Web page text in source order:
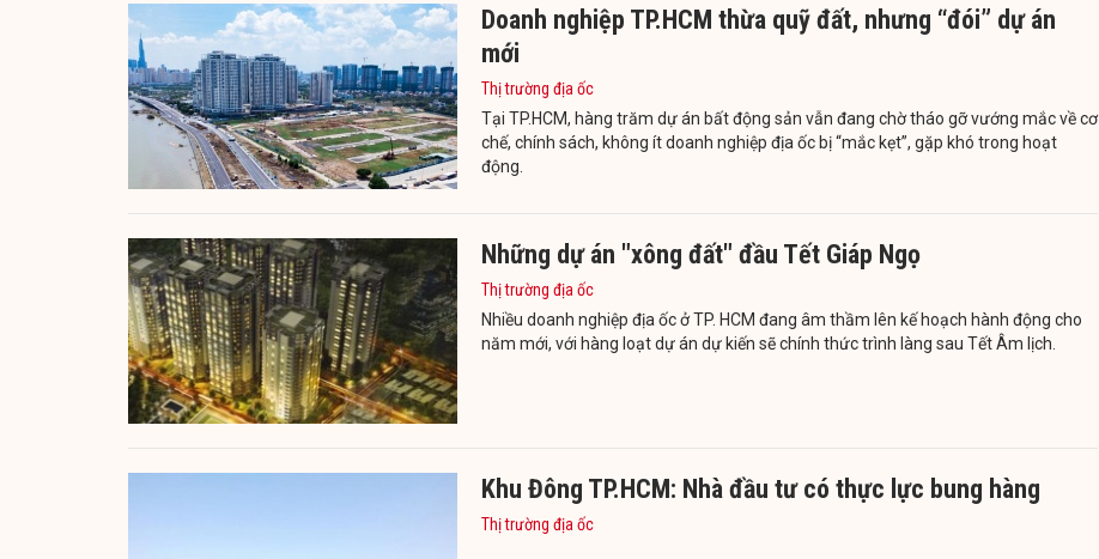
Doanh nghiệp TP.HCM thừa quỹ đất, nhưng “đói” dự án
mới
Thị trường địa ốc
Tại TP.HCM, hàng trăm dự án bất động sản vẫn đang chờ tháo gỡ vướng mắc về cơ
chế, chính sách, không ít doanh nghiệp địa ốc bị “mắc kẹt”, gặp khó trong hoạt
động.
Những dự án "xông đất" đầu Tết Giáp Ngọ
Thị trường địa ốc
Nhiều doanh nghiệp địa ốc ở TP. HCM đang âm thầm lên kế hoạch hành động cho
năm mới, với hàng loạt dự án dự kiến sẽ chính thức trình làng sau Tết Âm lịch.
Khu Đông TP.HCM: Nhà đầu tư có thực lực bung hàng
Thị trường địa ốc